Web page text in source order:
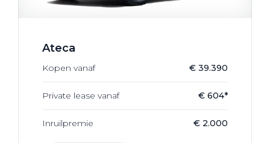
Ateca
Kopen vanaf € 39.390
Private lease vanaf € 604*
Inruilpremie € 2.000